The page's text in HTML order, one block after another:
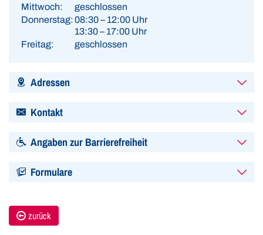
Mittwoch:
geschlossen
Donnerstag:08:30 – 12:00 Uhr
13:30 – 17:00 Uhr
Freitag:
geschlossen
Adressen
Kontakt
Angaben zur Barrierefreiheit
Formulare
zurück